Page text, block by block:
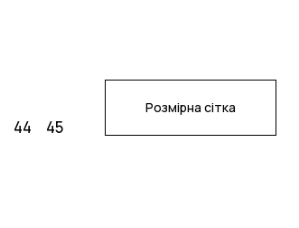
44 45
Розмірна сітка